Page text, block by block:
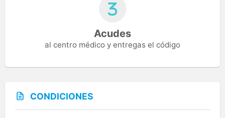
Acudes
al centro médico y entregas el código
CONDICIONES